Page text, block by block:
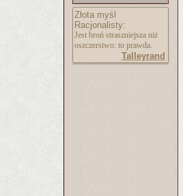
Złota myśl
Racjonalisty:
Jest broń straszniejsza niż
oszczerstwo: to prawda.
Talleyrand